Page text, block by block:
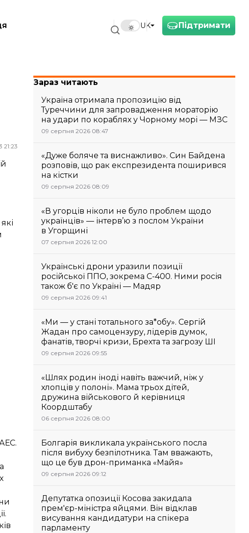
Підтримати
UK
21:23
Зараз читають
Україна отримала пропозицію від
Туреччини для запровадження мораторію
на удари по кораблях у Чорному морі — МЗС
09 серпня 2026 08:47
«Дуже боляче та виснажливо». Син Байдена
розповів, що рак експрезидента поширився
на кістки
09 серпня 2026 08:09
«В угорців ніколи не було проблем щодо
українців» — інтерв’ю з послом України
в Угорщині
07 серпня 2026 12:00
Українські дрони уразили позиції
російської ППО, зокрема С-400. Ними росія
також б'є по Україні — Мадяр
09 серпня 2026 09:41
«Ми — у стані тотального за*обу». Сергій
Жадан про самоцензуру, лідерів думок,
фанатів, творчі кризи, Брехта та загрозу ШІ
09 серпня 2026 09:55
«Шлях родин іноді навіть важчий, ніж у
хлопців у полоні». Мама трьох дітей,
дружина військового й керівниця
Коордштабу
06 серпня 2026 08:00
Болгарія викликала українського посла
після вибуху безпілотника. Там вважають,
що це був дрон-приманка «Майя»
09 серпня 2026 09:12
Депутатка опозиції Косова закидала
прем'єр-міністра яйцями. Він відклав
висування кандидатури на спікера
парламенту